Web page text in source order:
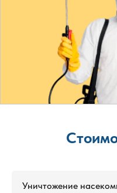
Уничтожение